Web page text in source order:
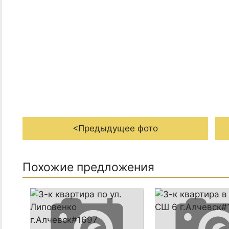
<Предыдущее фото
Похожие предложения